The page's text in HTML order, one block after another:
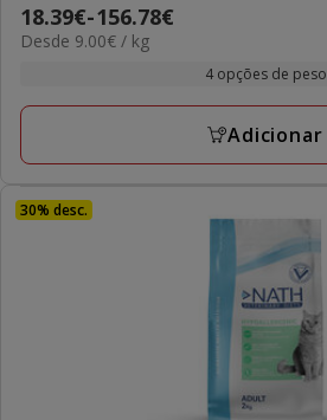
estrelas
com
avaliações
Preço
de
a
18.39€-156.78€
9.00€
Desde 9.00€ / kg
4 opções de peso
Adicionar
30% desc.